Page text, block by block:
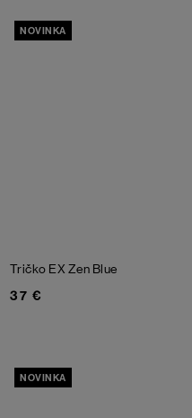
NOVINKA
Tričko EX Zen Blue
37 €
NOVINKA